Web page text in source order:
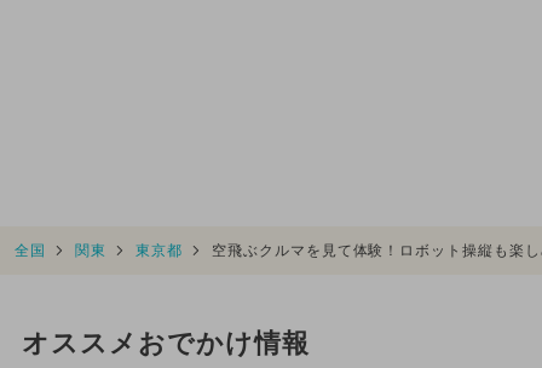
全国 関東 東京都 空飛ぶクルマを見て体験！ロボット操縦も楽
オススメおでかけ情報